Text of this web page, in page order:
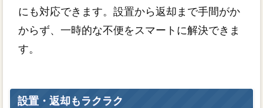
にも対応できます。設置から返却まで手間がか
からず、一時的な不便をスマートに解決できま
す。
設置・返却もラクラク